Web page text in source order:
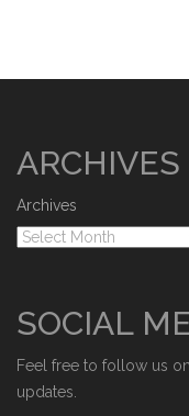
ARCHIVES
Archives
SOCIAL
Feel free to follow us
updates.